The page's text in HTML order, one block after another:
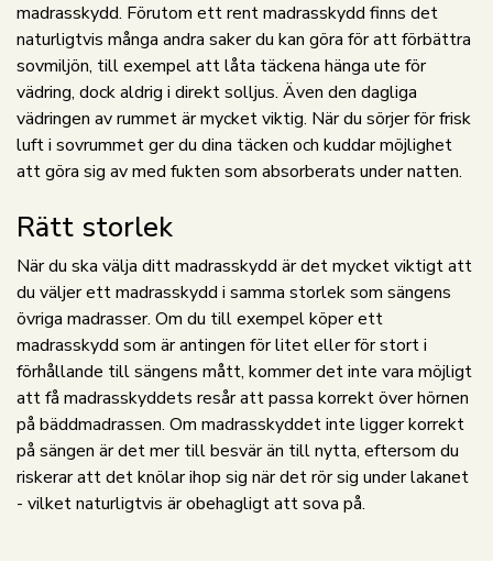
madrasskydd. Förutom ett rent madrasskydd finns det
naturligtvis många andra saker du kan göra för att förbättra
sovmiljön, till exempel att låta täckena hänga ute för
vädring, dock aldrig i direkt solljus. Även den dagliga
vädringen av rummet är mycket viktig. När du sörjer för frisk
luft i sovrummet ger du dina täcken och kuddar möjlighet
att göra sig av med fukten som absorberats under natten.
Rätt storlek
När du ska välja ditt madrasskydd är det mycket viktigt att
du väljer ett madrasskydd i samma storlek som sängens
övriga madrasser. Om du till exempel köper ett
madrasskydd som är antingen för litet eller för stort i
förhållande till sängens mått, kommer det inte vara möjligt
att få madrasskyddets resår att passa korrekt över hörnen
på bäddmadrassen. Om madrasskyddet inte ligger korrekt
på sängen är det mer till besvär än till nytta, eftersom du
riskerar att det knölar ihop sig när det rör sig under lakanet
- vilket naturligtvis är obehagligt att sova på.